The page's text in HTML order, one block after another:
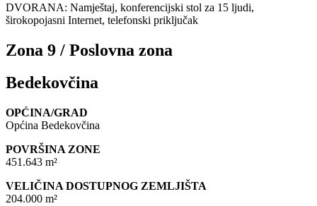
DVORANA: Namještaj, konferencijski stol za 15 ljudi,
širokopojasni Internet, telefonski priključak
Zona 9 / Poslovna zona
Bedekovčina
OPĆINA/GRAD
Općina Bedekovčina
POVRŠINA ZONE
451.643 m²
VELIČINA DOSTUPNOG ZEMLJIŠTA
204.000 m²